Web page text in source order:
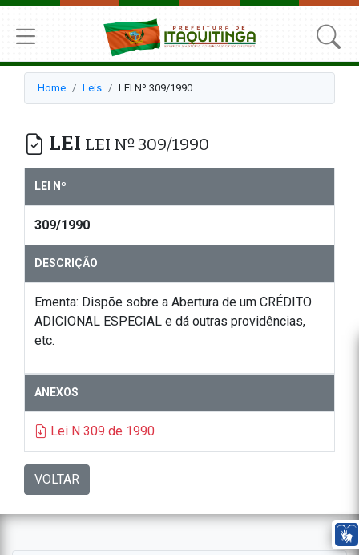
Home Leis LEI Nº 309/1990
LEI LEI Nº 309/1990
LEI Nº
309/1990
DESCRIÇÃO
Ementa: Dispõe sobre a Abertura de um CRÉDITO
ADICIONAL ESPECIAL e dá outras providências,
etc.
ANEXOS
Lei N 309 de 1990
VOLTAR